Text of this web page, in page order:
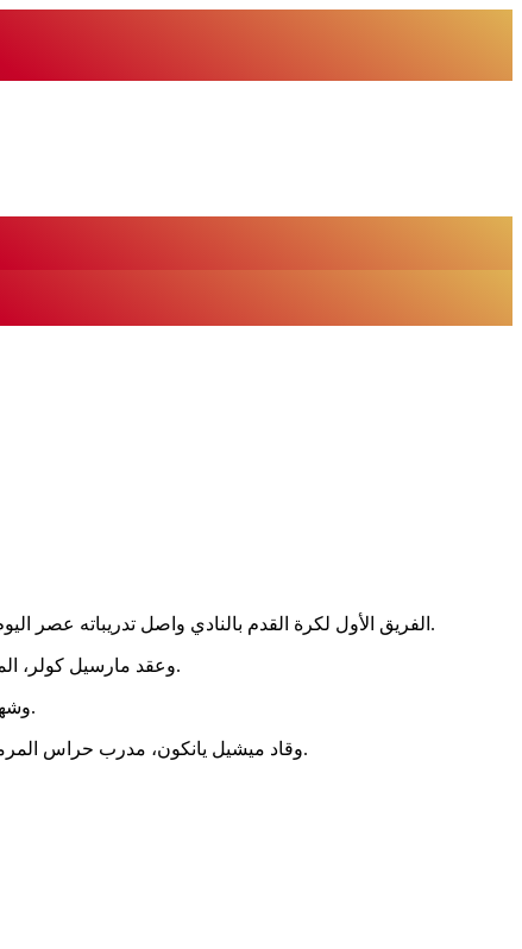
الفريق الأول لكرة القدم بالنادي واصل تدريباته عصر اليوم الأربعاء، على ملعب التتش بالجزيرة، وذلك في إطار الاستعدادات لمباراة الترجي التونسي، في إياب الدور نصف النهائي لدوري أبطال إفريقيا.
وعقد مارسيل كولر، المدير الفني للفريق، محاضرة فنية بالفيديو للاعبين قبل انطلاق المران الجماعي، وذلك لشرح بعض النقاط الفنية الخاصة بفريق الترجي التونسي.
وشهد المران تدريبات بدنية متنوعة للفريق تحت إشراف أندريس إندويا مخطط الأحمال، حيث أدى اللاعبون تدريبات الجري وبعض التمرينات بالكرة.
وقاد ميشيل يانكون، مدرب حراس المرمى، رباعي الحراس علي لطفي ومصطفى شوبير وحمزة علاء ومصطفى مخلوف في تدريبات بدنية وفنية متنوعة على هامش المران الجماعي.